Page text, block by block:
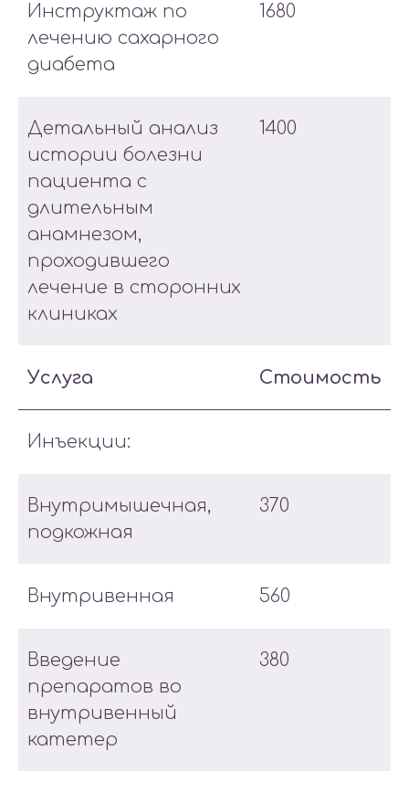
Инструктаж по
лечению сахарного
диабета
1680
Детальный анализ
истории болезни
пациента с
длительным
анамнезом,
проходившего
лечение в сторонних
клиниках
1400
Услуга Стоимость
Инъекции:
Внутримышечная,
подкожная
370
Внутривенная 560
Введение
препаратов во
внутривенный
катетер
380